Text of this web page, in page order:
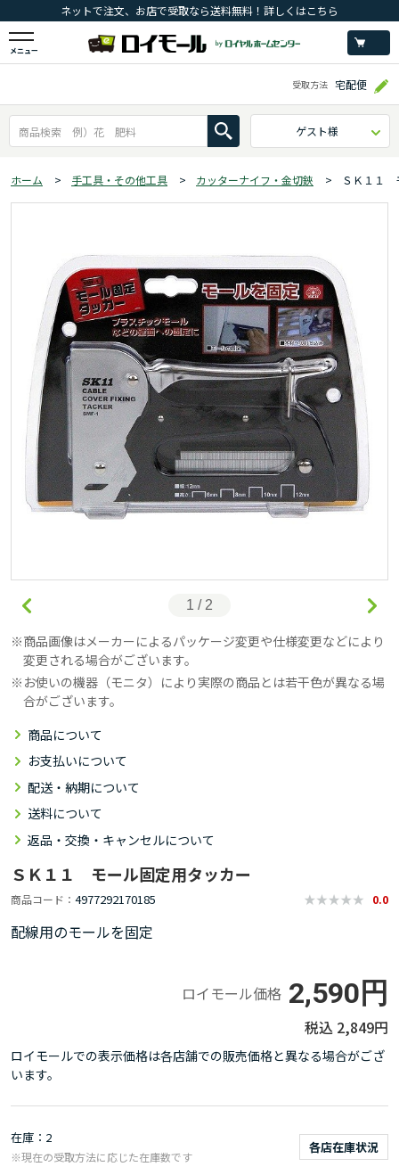
ネットで注文、お店で受取なら送料無料！詳しくはこちら
メニュー
受取方法 宅配便
ゲスト様
ホーム > 手工具・その他工具 > カッターナイフ・金切鋏 > ＳＫ１１
1 / 2
商品画像はメーカーによるパッケージ変更や仕様変更などにより
変更される場合がございます。
お使いの機器（モニタ）により実際の商品とは若干色が異なる場
合がございます。
商品について
お支払いについて
配送・納期について
送料について
返品・交換・キャンセルについて
ＳＫ１１ モール固定用タッカー
商品コード 4977292170185 0.0
配線用のモールを固定
ロイモール価格 2,590円
2,849円
ロイモールでの表示価格は各店舗での販売価格と異なる場合がござ
います。
在庫 2
各店在庫状況
※現在の受取方法に応じた在庫数です